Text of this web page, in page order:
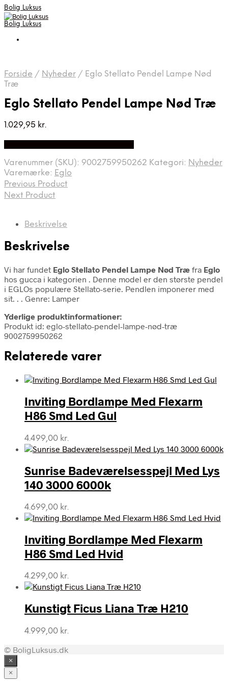
Bolig Luksus
Bolig Luksus
Forside / Nyheder / Eglo Stellato Pendel Lampe Nød
Træ
Eglo Stellato Pendel Lampe Nød Træ
1.029,95 kr.
Varenummer (SKU): 9002759950262 Kategori: Nyheder
Varemærke: Eglo
Previous Product
Next Product
Beskrivelse
Beskrivelse
Vi har fundet Eglo Stellato Pendel Lampe Nød Træ fra Eglo
hos gucca i kategorien . Denne model er den største pendel
i EGLOs populære Stellato-serie. Pendlen imponerer med
sit. . . Genre: Lamper
Yderlige produktinformationer:
Produkt id: eglo-stellato-pendel-lampe-nød-træ
9002759950262
Relaterede varer
Inviting Bordlampe Med Flexarm
H86 Smd Led Gul
4.499,00 kr.
Sunrise Badeværelsesspejl Med Lys
140 3000 6000k
4.699,00 kr.
Inviting Bordlampe Med Flexarm
H86 Smd Led Hvid
4.299,00 kr.
Kunstigt Ficus Liana Træ H210
4.999,00 kr.
© BoligLuksus.dk
×
×